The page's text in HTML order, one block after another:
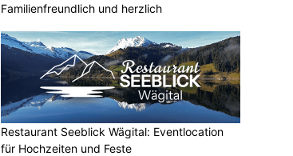
Familienfreundlich und herzlich
Restaurant Seeblick Wägital: Eventlocation
für Hochzeiten und Feste